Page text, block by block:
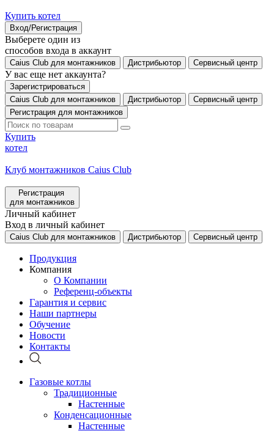
Купить котел
Вход/Регистрация
Выберете один из
способов входа в аккаунт
Caius Club для монтажников Дистрибьютор Сервисный центр
У вас еще нет аккаунта?
Зарегистрироваться
Caius Club для монтажников
Дистрибьютор
Сервисный центр
Регистрация для монтажников
Купить
котел
Клуб монтажников Caius Club
Регистрация
для монтажников
Личный кабинет
Вход в личный кабинет
Caius Club для монтажников Дистрибьютор Сервисный центр
Продукция
Компания
О Компании
Референц-объекты
Гарантия и сервис
Наши партнеры
Обучение
Новости
Контакты
Газовые котлы
Традиционные
Настенные
Конденсационные
Настенные